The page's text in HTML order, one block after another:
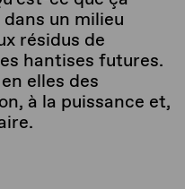
un milieu
résidus de
hantises futures.
elles des
à la puissance et,